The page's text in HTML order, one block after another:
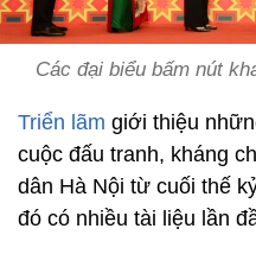
Các đại biểu bấm nút
Triển lãm giới thiệu
cuộc đấu tranh, kháng
dân Hà Nội từ cuối thế
đó có nhiều tài liệu lần